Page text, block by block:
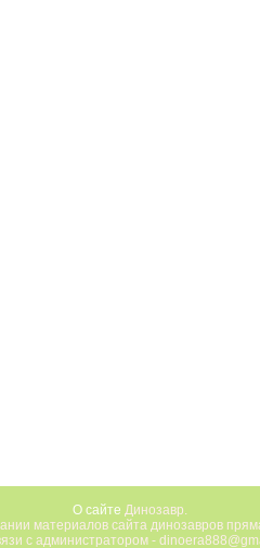
О сайте Динозавр.
материалов сайта динозавров
с администратором -